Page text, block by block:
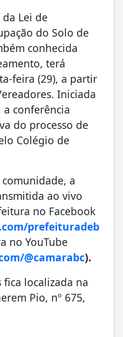
Lei de
do Solo de
conhecida
terá
feira (29), a partir
Iniciada
a conferência
do processo de
Colégio de
a
ao vivo
no Facebook
prefeituradeb
no YouTube
@camarabc).
fica localizada na
Pio, nº 675,